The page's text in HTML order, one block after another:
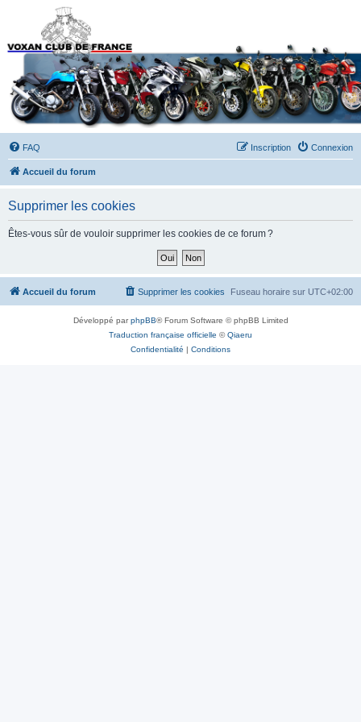
Forums du Voxan Club
de France
FAQ Connexion
Inscription
Accueil du forum
Supprimer les cookies
Êtes-vous sûr de vouloir supprimer les cookies de ce forum ?
Accueil du forum Fuseau horaire sur UTC+02:00
Supprimer les cookies
Développé parphpBB® Forum Software © phpBB Limited
Traduction française officielle ©Qiaeru
Confidentialité
Conditions